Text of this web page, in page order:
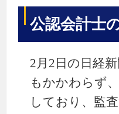
公認会計士
2月2日の日経
もかかわらず
しており、監